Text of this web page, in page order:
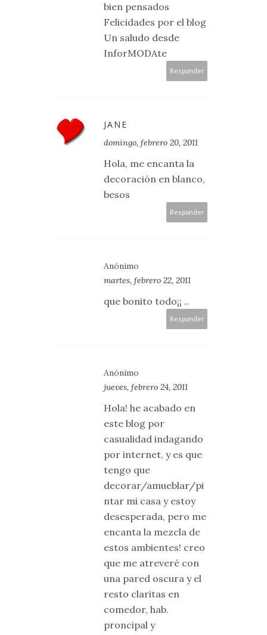
bien pensados
Felicidades por el blog
Un saludo desde
InforMODAte
Responder
JANE
domingo, febrero 20, 2011
Hola, me encanta la
decoración en blanco,
besos
Responder
Anónimo
martes, febrero 22, 2011
que bonito todo¡¡ ..
Responder
Anónimo
jueves, febrero 24, 2011
Hola! he acabado en
este blog por
casualidad indagando
por internet, y es que
tengo que
decorar/amueblar/pi
ntar mi casa y estoy
desesperada, pero me
encanta la mezcla de
estos ambientes! creo
que me atreveré con
una pared oscura y el
resto claritas en
comedor, hab.
proncipal y